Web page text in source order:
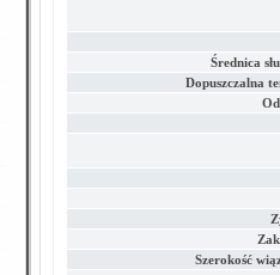
Średnica
Dopuszczalna
Szerokość